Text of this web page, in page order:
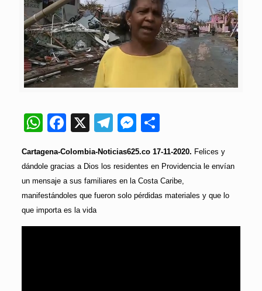
WhatsApp
Facebook
X Telegram
Messenger
Cartagena-Colombia-Noticias625.co 17-11-2020. Felices y
dándole gracias a Dios los residentes en Providencia le envían
un mensaje a sus familiares en la Costa Caribe,
manifestándoles que fueron solo pérdidas materiales y que lo
que importa es la vida